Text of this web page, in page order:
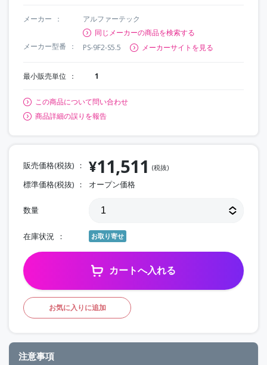
メーカー
アルファーテック
同じメーカーの商品を検索する
メーカー型番
PS-9F2-S5.5 メーカーサイトを見る
最小販売単位 1
この商品について問い合わせ
商品詳細の誤りを報告
販売価格(税抜) ¥11,511 (税抜)
標準価格(税抜) オープン価格
数量
在庫状況 お取り寄せ
カートへ入れる
お気に入りに追加
注意事項